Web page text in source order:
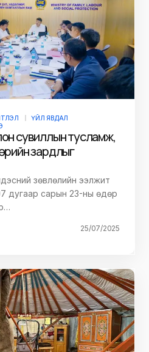
ҮЙЛ ЯВДАЛ
сувиллын тусламж,
зардлыг
зөвлөлийн ээлжит
дугаар сарын 23-ны өдөр
25/07/2025